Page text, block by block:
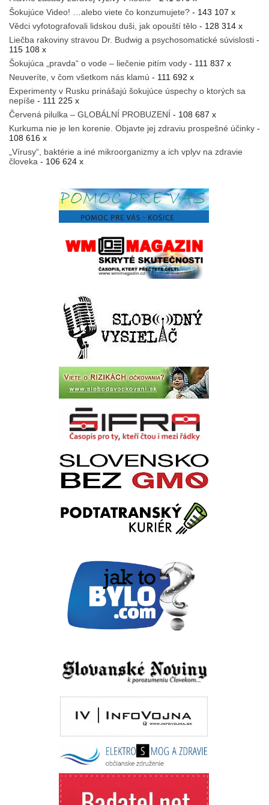
Šokujúce Video! …alebo viete čo konzumujete? - 143 107 x
Vědci vyfotografovali lidskou duši, jak opouští tělo - 128 314 x
Liečba rakoviny stravou Dr. Budwig a psychosomatické súvislosti -
115 108 x
Šokujúca „pravda“ o vode – liečenie pitím vody - 111 837 x
Neuveríte, v čom všetkom nás klamú - 111 692 x
Experimenty v Rusku prinášajú šokujúce úspechy o ktorých sa
nepíše - 111 225 x
Červená pilulka – GLOBÁLNÍ PROBUZENÍ - 108 687 x
Kurkuma nie je len korenie. Objavte jej zdraviu prospešné účinky -
108 616 x
„Vírusy“, baktérie a iné mikroorganizmy a ich vplyv na zdravie
človeka - 106 624 x